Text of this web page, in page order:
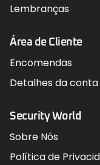
Lembranças
Área de Cliente
Encomendas
Detalhes da conta
Security World
Sobre Nós
Política de